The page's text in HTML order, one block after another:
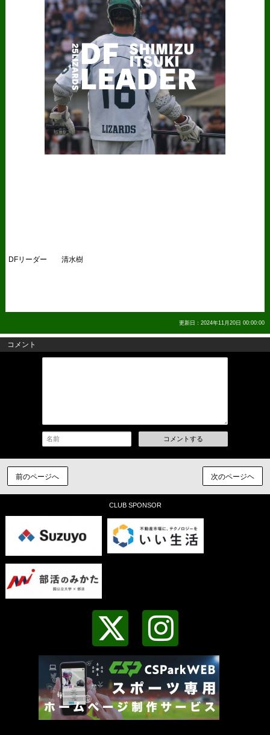
DFリーダー 清水樹
更新日：2024年11月20日 00:00:00
コメント
コメントする
前のページへ 次のページヘ
CLUB SPONSOR